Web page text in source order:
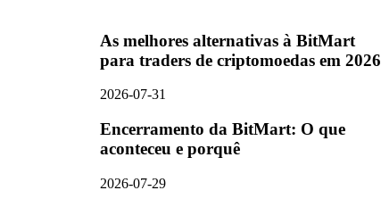
As melhores alternativas à BitMart
para traders de criptomoedas em 2026
2026-07-31
Encerramento da BitMart: O que
aconteceu e porquê
2026-07-29